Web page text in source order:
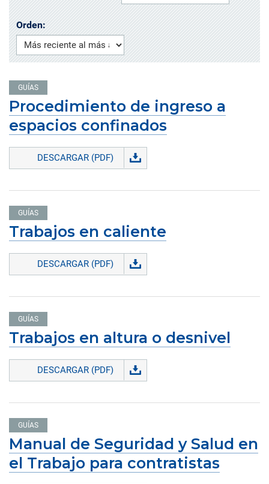
Orden:
GUÍAS
Procedimiento de ingreso a
espacios confinados
DESCARGAR (PDF)
GUÍAS
Trabajos en caliente
DESCARGAR (PDF)
GUÍAS
Trabajos en altura o desnivel
DESCARGAR (PDF)
GUÍAS
Manual de Seguridad y Salud en
el Trabajo para contratistas